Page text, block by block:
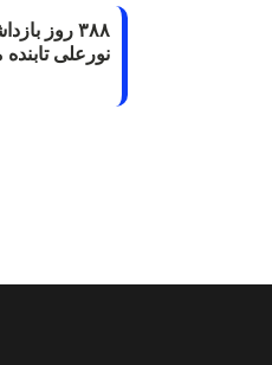
۳۸۸ روز
نورعلی